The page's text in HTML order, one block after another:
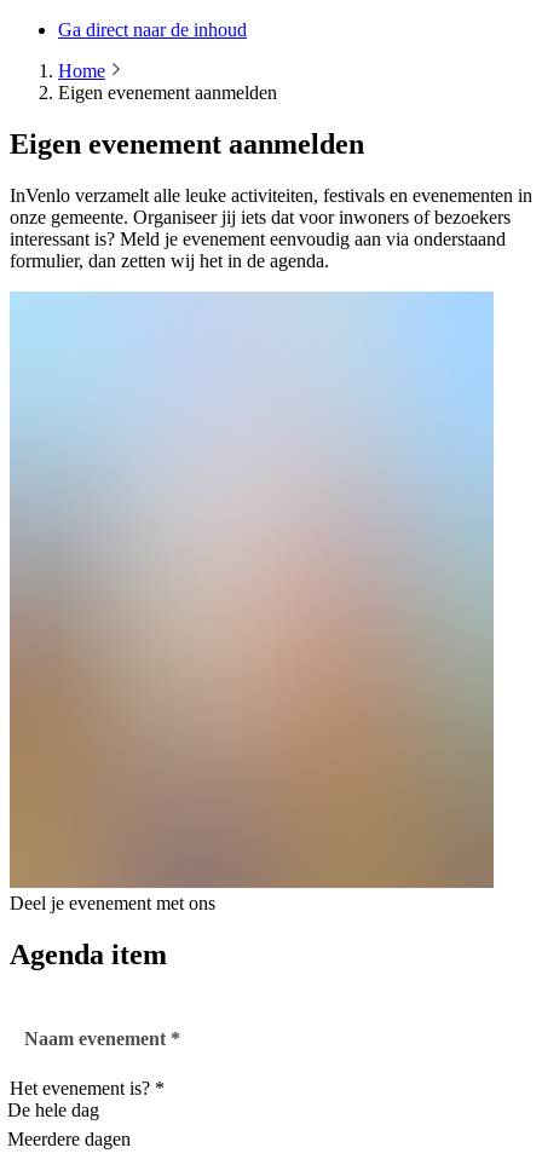
Ga direct naar de inhoud
Home
Eigen evenement aanmelden
Eigen evenement aanmelden
InVenlo verzamelt alle leuke activiteiten, festivals en evenementen in
onze gemeente. Organiseer jij iets dat voor inwoners of bezoekers
interessant is? Meld je evenement eenvoudig aan via onderstaand
formulier, dan zetten wij het in de agenda.
Deel je evenement met ons
Agenda item
Naam evenement *
Het evenement is? *
De hele dag
Meerdere dagen